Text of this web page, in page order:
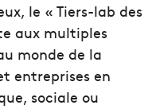
le « Tiers-lab des
aux multiples
monde de la
entreprises en
sociale ou